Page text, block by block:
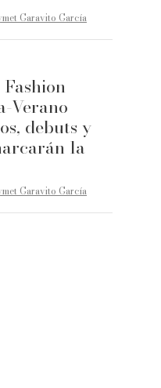
Garavito García
Verano
debuts y
la
Garavito García